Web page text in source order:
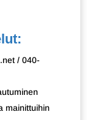
/ 040-
mainittuihin